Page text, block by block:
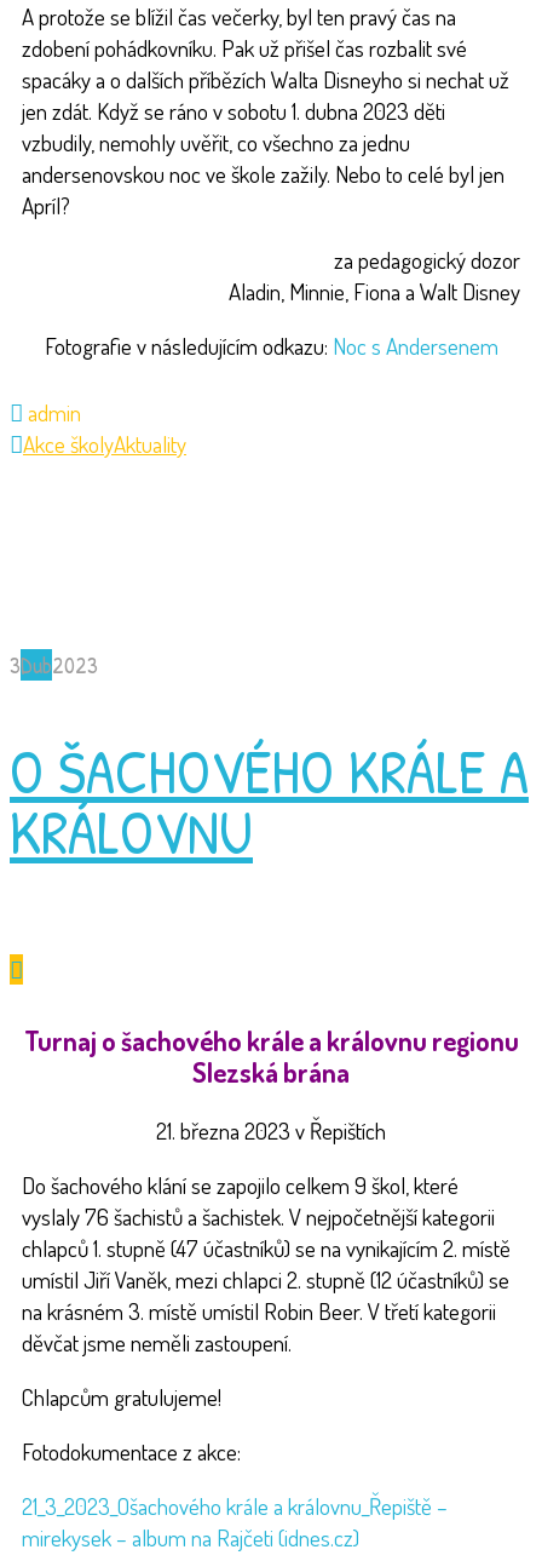
A protože se blížil čas večerky, byl ten pravý čas na
zdobení pohádkovníku. Pak už přišel čas rozbalit své
spacáky a o dalších příbězích Walta Disneyho si nechat už
jen zdát. Když se ráno v sobotu 1. dubna 2023 děti
vzbudily, nemohly uvěřit, co všechno za jednu
andersenovskou noc ve škole zažily. Nebo to celé byl jen
Apríl?
za pedagogický dozor
Aladin, Minnie, Fiona a Walt Disney
Fotografie v následujícím odkazu: Noc s Andersenem
admin
Akce školyAktuality
3Dub2023
O ŠACHOVÉHO KRÁLE A
KRÁLOVNU
Turnaj o šachového krále a královnu regionu
Slezská brána
21. března 2023 v Řepištích
Do šachového klání se zapojilo celkem 9 škol, které
vyslaly 76 šachistů a šachistek. V nejpočetnější kategorii
chlapců 1. stupně (47 účastníků) se na vynikajícím 2. místě
umístil Jiří Vaněk, mezi chlapci 2. stupně (12 účastníků) se
na krásném 3. místě umístil Robin Beer. V třetí kategorii
děvčat jsme neměli zastoupení.
Chlapcům gratulujeme!
Fotodokumentace z akce:
21_3_2023_Ošachového krále a královnu_Řepiště –
mirekysek – album na Rajčeti (idnes.cz)